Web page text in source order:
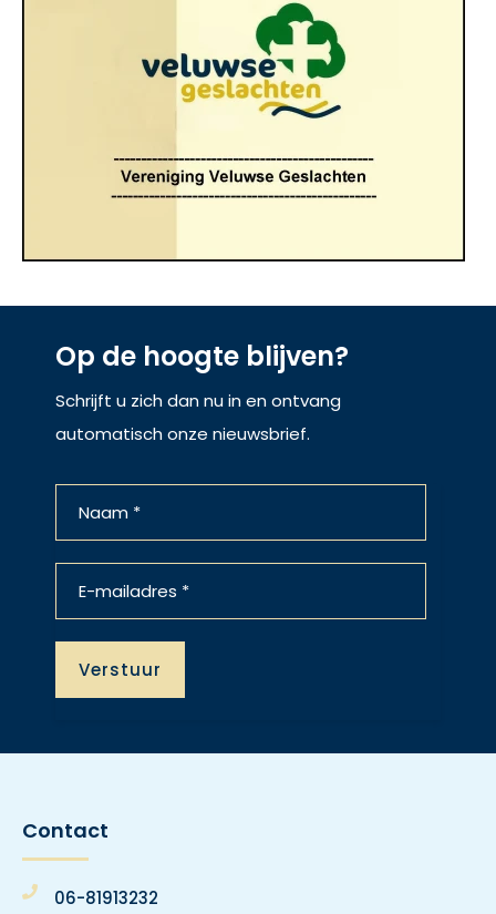
Op de hoogte blijven?
Schrijft u zich dan nu in en ontvang
automatisch onze nieuwsbrief.
Contact
06-81913232